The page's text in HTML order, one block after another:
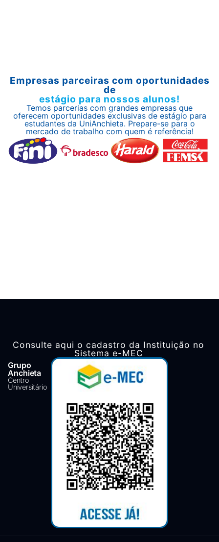
Empresas parceiras com oportunidades
de
estágio para nossos alunos!
Temos parcerias com grandes empresas que
oferecem oportunidades exclusivas de estágio para
estudantes da UniAnchieta. Prepare-se para o
mercado de trabalho com quem é referência!
Grupo
Anchieta
Centro
Universitário
Consulte aqui o cadastro da Instituição no
Sistema e-MEC